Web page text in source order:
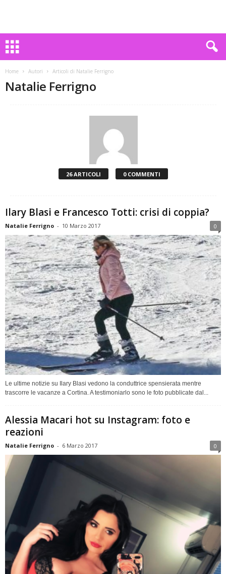
Home Autori Articoli di Natalie Ferrigno
Natalie Ferrigno
26 ARTICOLI 0 COMMENTI
Ilary Blasi e Francesco Totti: crisi di coppia?
Natalie Ferrigno - 10 Marzo 2017 0
Le ultime notizie su Ilary Blasi vedono la conduttrice spensierata mentre
trascorre le vacanze a Cortina. A testimoniarlo sono le foto pubblicate dal...
Alessia Macari hot su Instagram: foto e
reazioni
Natalie Ferrigno - 6 Marzo 2017 0